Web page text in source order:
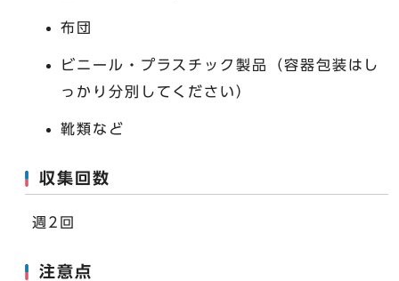
布団
ビニール・プラスチック製品（容器包装はし
っかり分別してください）
靴類など
収集回数
週2回
注意点